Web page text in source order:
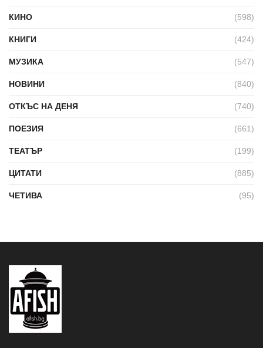
КИНО (598)
КНИГИ (424)
МУЗИКА (547)
НОВИНИ (840)
ОТКЪС НА ДЕНЯ (740)
ПОЕЗИЯ (661)
ТЕАТЪР (199)
ЦИТАТИ (885)
ЧЕТИВА (95)